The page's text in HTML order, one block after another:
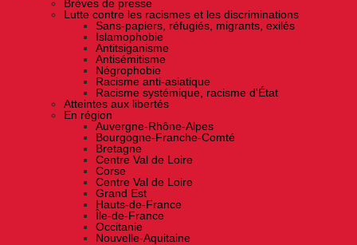
Brèves de presse
Lutte contre les racismes et les discriminations
Sans-papiers, réfugiés, migrants, exilés
Islamophobie
Antitsiganisme
Antisémitisme
Négrophobie
Racisme anti-asiatique
Racisme systémique, racisme d'État
Atteintes aux libertés
En région
Auvergne-Rhône-Alpes
Bourgogne-Franche-Comté
Bretagne
Centre Val de Loire
Corse
Centre Val de Loire
Grand Est
Hauts-de-France
Île-de-France
Occitanie
Nouvelle-Aquitaine